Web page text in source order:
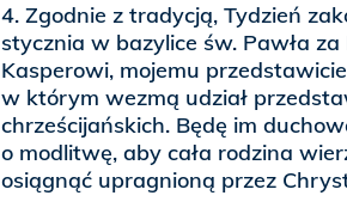
4. Zgodnie z tradycją, Tydzień
stycznia w bazylice św. Pawła
Kasperowi, mojemu
w którym wezmą udział
chrześcijańskich. Będę im
o modlitwę, aby cała rodzina
osiągnąć upragnioną przez